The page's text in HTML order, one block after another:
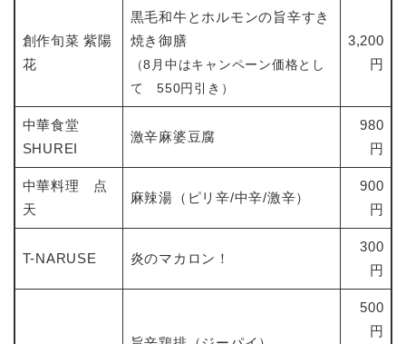
創作旬菜 紫陽
花
黒毛和牛とホルモンの旨辛すき
焼き御膳
（​8月中はキャンペーン価格とし
て 550円引き）
3,200
円
中華食堂
SHUREI
激辛麻婆豆腐
980
円
中華料理 点
天
麻辣湯（ピリ辛/中辛/激辛）
900
円
T-NARUSE 炎のマカロン！
300
円
500
円